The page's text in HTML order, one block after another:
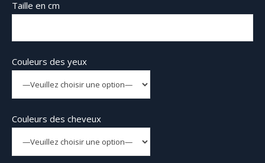
Taille en cm
Couleurs des yeux
Couleurs des cheveux